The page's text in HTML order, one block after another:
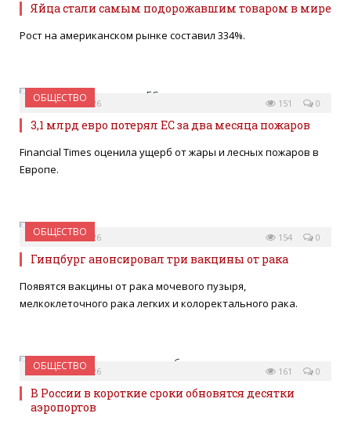
Яйца стали самым подорожавшим товаром в мире
Рост на американском рынке составил 334%.
ОБЩЕСТВО
03 АВГУСТА 2026 0
151
3,1 млрд евро потерял ЕС за два месяца пожаров
Financial Times оценила ущерб от жары и лесных пожаров в
Европе.
ОБЩЕСТВО
03 АВГУСТА 2026 0
154
Гинцбург анонсировал три вакцины от рака
Появятся вакцины от рака мочевого пузыря,
мелкоклеточного рака легких и колоректального рака.
ОБЩЕСТВО
02 АВГУСТА 2026 0
161
В России в короткие сроки обновятся десятки
аэропортов